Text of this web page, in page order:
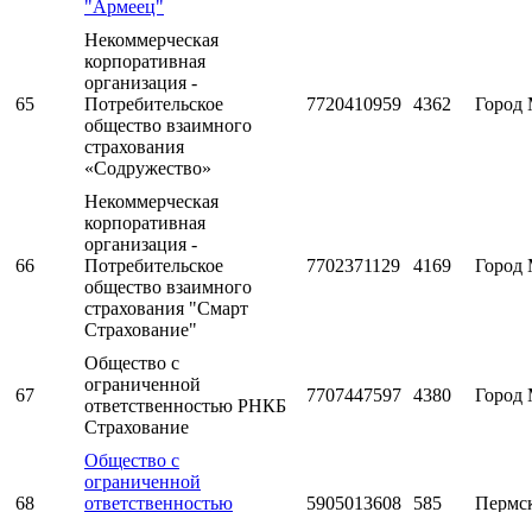
"Армеец"
65
Некоммерческая
корпоративная
организация -
Потребительское
общество взаимного
страхования
«Содружество»
7720410959 4362 Город
66
Некоммерческая
корпоративная
организация -
Потребительское
общество взаимного
страхования "Смарт
Страхование"
7702371129 4169 Город
67
Общество с
ограниченной
ответственностью РНКБ
Страхование
7707447597 4380 Город
68
Общество с
ограниченной
ответственностью
5905013608 585